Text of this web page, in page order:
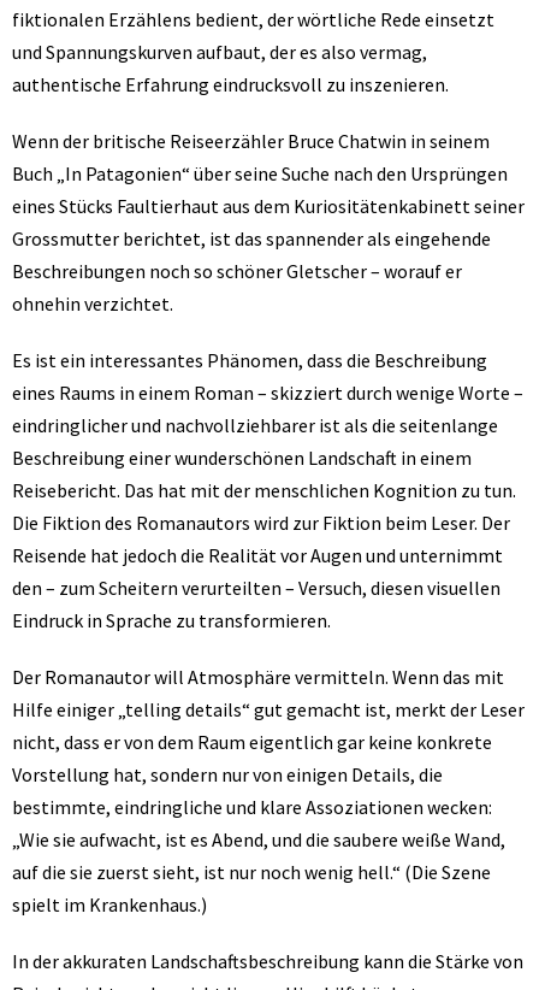
fiktionalen Erzählens bedient, der wörtliche Rede einsetzt
und Spannungskurven aufbaut, der es also vermag,
authentische Erfahrung eindrucksvoll zu inszenieren.
Wenn der britische Reiseerzähler Bruce Chatwin in seinem
Buch „In Patagonien“ über seine Suche nach den Ursprüngen
eines Stücks Faultierhaut aus dem Kuriositätenkabinett seiner
Grossmutter berichtet, ist das spannender als eingehende
Beschreibungen noch so schöner Gletscher – worauf er
ohnehin verzichtet.
Es ist ein interessantes Phänomen, dass die Beschreibung
eines Raums in einem Roman – skizziert durch wenige Worte –
eindringlicher und nachvollziehbarer ist als die seitenlange
Beschreibung einer wunderschönen Landschaft in einem
Reisebericht. Das hat mit der menschlichen Kognition zu tun.
Die Fiktion des Romanautors wird zur Fiktion beim Leser. Der
Reisende hat jedoch die Realität vor Augen und unternimmt
den – zum Scheitern verurteilten – Versuch, diesen visuellen
Eindruck in Sprache zu transformieren.
Der Romanautor will Atmosphäre vermitteln. Wenn das mit
Hilfe einiger „telling details“ gut gemacht ist, merkt der Leser
nicht, dass er von dem Raum eigentlich gar keine konkrete
Vorstellung hat, sondern nur von einigen Details, die
bestimmte, eindringliche und klare Assoziationen wecken:
„Wie sie aufwacht, ist es Abend, und die saubere weiße Wand,
auf die sie zuerst sieht, ist nur noch wenig hell.“ (Die Szene
spielt im Krankenhaus.)
In der akkuraten Landschaftsbeschreibung kann die Stärke von